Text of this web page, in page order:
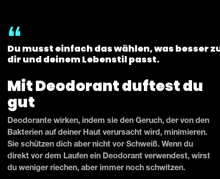
Du musst einfach das wählen, was besser
dir und deinem Lebenstil passt.
Mit Deodorant duftest du
gut
Deodorante wirken, indem sie den Geruch, der von den
Bakterien auf deiner Haut verursacht wird, minimieren.
Sie schützen dich aber nicht vor Schweiß. Wenn du
direkt vor dem Laufen ein Deodorant verwendest, wirst
du weniger riechen, aber immer noch schwitzen.